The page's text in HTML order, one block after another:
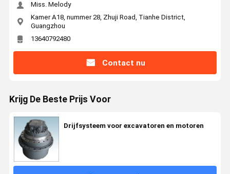
Miss. Melody
Kamer A18, nummer 28, Zhuji Road, Tianhe District,
Guangzhou
13640792480
Contact nu
Krijg De Beste Prijs Voor
Drijfsysteem voor excavatoren en motoren